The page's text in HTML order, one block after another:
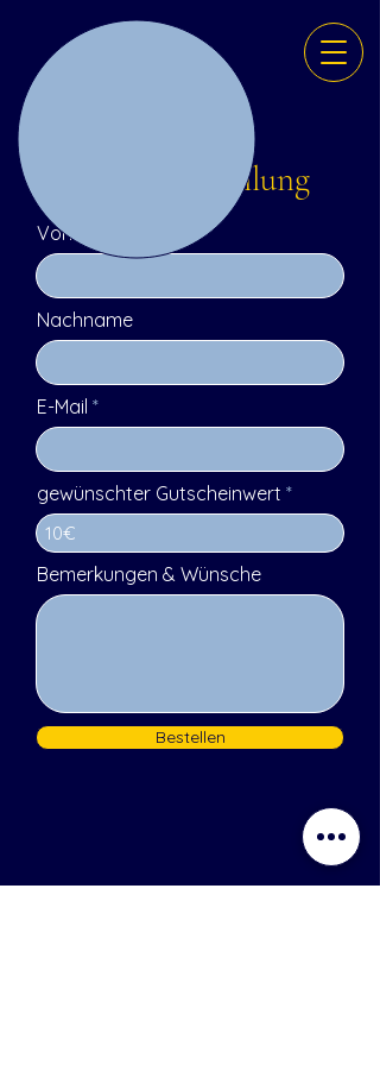
Gutscheinbestellung
Vorname
Nachname
E-Mail
gewünschter Gutscheinwert
Bemerkungen & Wünsche
Bestellen